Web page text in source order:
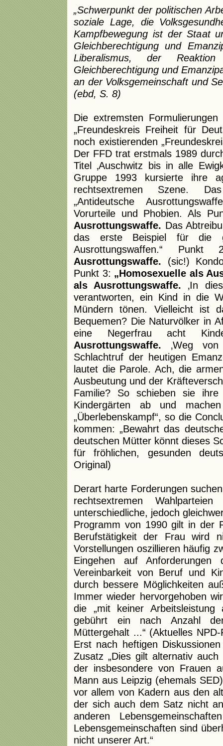
„Schwerpunkt der politischen
soziale Lage, die
Kampfbewegung ist der Staat
Gleichberechtigung und
Liberalismus, der
Gleichberechtigung und
an der Volksgemeinschaft und
(ebd, S. 8)
Die extremsten
„Freundeskreis Freiheit für
noch existierenden
Der FFD trat erstmals 1989
Titel ‚Auschwitz bis in alle
Gruppe 1993 kursierte ihre
rechtsextremen Szene. Das
„Antideutsche
Vorurteile und Phobien. Als
Ausrottungswaffe. Das
das erste Beispiel für die
Ausrottungswaffen.“
Ausrottungswaffe. (sic!)
Punkt 3: „Homosexuelle als
als Ausrottungswaffe. ‚In
verantworten, ein Kind in die
Mündern tönen. Vielleicht ist
Bequemen? Die Naturvölker in
eine Negerfrau acht
Ausrottungswaffe. ‚Weg
Schlachtruf der heutigen
lautet die Parole. Ach, die
Ausbeutung und der
Familie? So schieben sie
Kindergärten ab und
„Überlebenskampf“, so die
kommen: „Bewahrt das
deutschen Mütter könnt dieses
für fröhlichen, gesunden
Original)
Derart harte Forderungen
rechtsextremen
unterschiedliche, jedoch
Programm von 1990 gilt in der
Berufstätigkeit der Frau wird
Vorstellungen oszillieren häufig
Eingehen auf Anforderungen
Vereinbarkeit von Beruf und
durch bessere Möglichkeiten
Immer wieder hervorgehoben
die „mit keiner
gebührt ein nach Anzahl
Müttergehalt ...“ (Aktuelles
Erst nach heftigen
Zusatz „Dies gilt alternativ
der insbesondere von Frauen
Mann aus Leipzig (ehemals
vor allem von Kadern aus den
der sich auch dem Satz nicht
anderen
Lebensgemeinschaften sind
nicht unserer Art.“